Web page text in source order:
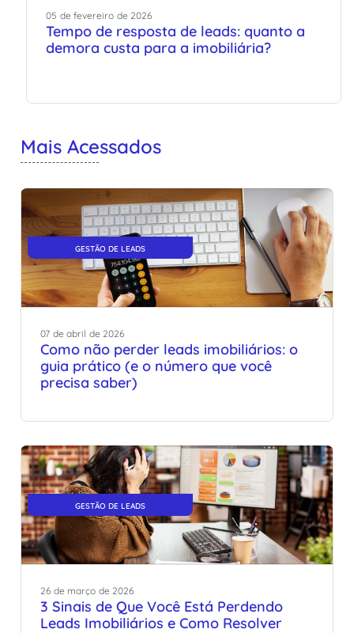
05 de fevereiro de 2026
Tempo de resposta de leads: quanto a
demora custa para a imobiliária?
Mais Acessados
GESTÃO DE LEADS
07 de abril de 2026
Como não perder leads imobiliários: o
guia prático (e o número que você
precisa saber)
GESTÃO DE LEADS
26 de março de 2026
3 Sinais de Que Você Está Perdendo
Leads Imobiliários e Como Resolver